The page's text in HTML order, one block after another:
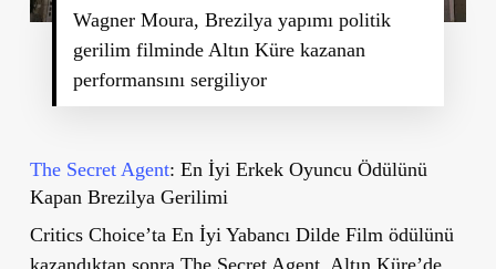
Wagner Moura, Brezilya yapımı politik
gerilim filminde Altın Küre kazanan
performansını sergiliyor
The Secret Agent: En İyi Erkek Oyuncu Ödülünü
Kapan Brezilya Gerilimi
Critics Choice’ta En İyi Yabancı Dilde Film ödülünü
kazandıktan sonra The Secret Agent, Altın Küre’de